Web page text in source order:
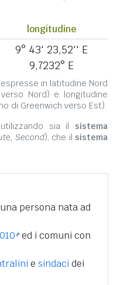
longitudine
9° 43' 23,52'' E
9,7232° E
in latitudine Nord
Nord) e longitudine
di Greenwich verso Est).
sia il sistema
Second), che il sistema
persona nata ad
ed i comuni con
e sindaci dei